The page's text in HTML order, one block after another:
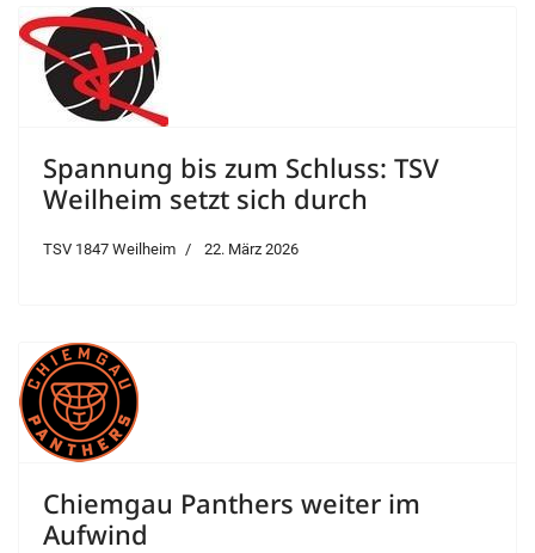
Spannung bis zum Schluss: TSV
Weilheim setzt sich durch
TSV 1847 Weilheim 22. März 2026
Chiemgau Panthers weiter im
Aufwind